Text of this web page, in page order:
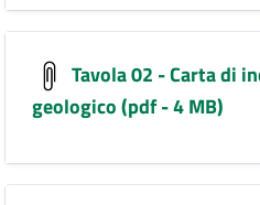
Tavola 02 - Carta di
geologico (pdf - 4 MB)